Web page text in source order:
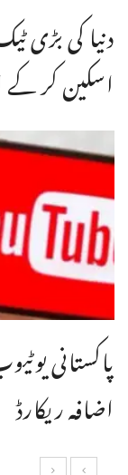
دنیا کی بڑی
اسکین کر
پاکستانی
اضافہ ریکارڈ